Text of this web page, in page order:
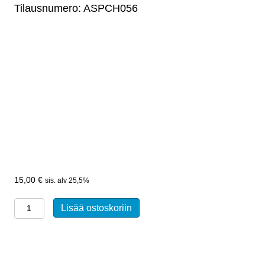
Tilausnumero: ASPCH056
15,00 € sis. alv 25,5%
Epäkeskopultti
Dodge
Lisää ostoskoriin